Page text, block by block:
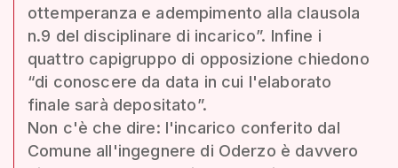
ottemperanza e adempimento alla clausola
n.9 del disciplinare di incarico”. Infine i
quattro capigruppo di opposizione chiedono
“di conoscere da data in cui l'elaborato
finale sarà depositato”.
Non c'è che dire: l'incarico conferito dal
Comune all'ingegnere di Oderzo è davvero